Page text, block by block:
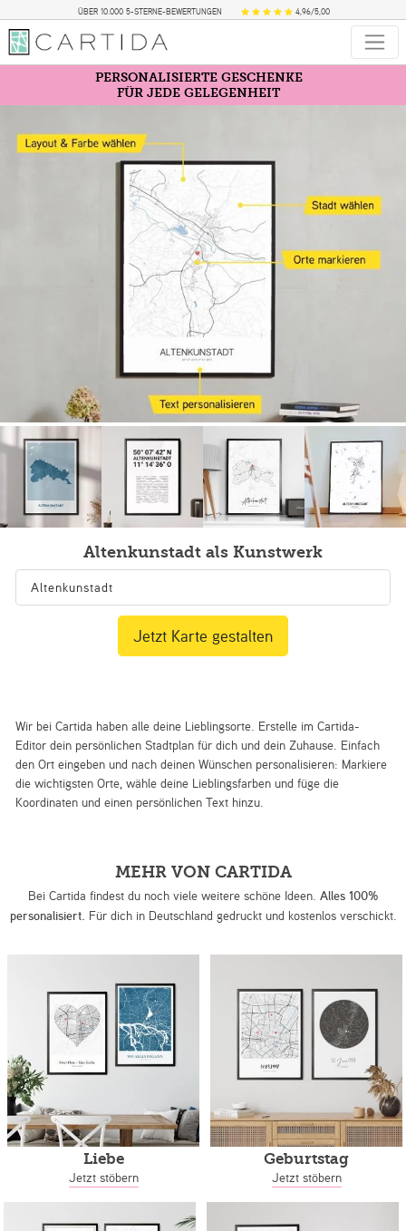
ÜBER 10.000 5-STERNE-BEWERTUNGEN 4,96/5,00
PERSONALISIERTE GESCHENKE
FÜR JEDE GELEGENHEIT
Altenkunstadt als Kunstwerk
Wir bei Cartida haben alle deine Lieblingsorte. Erstelle im Cartida-
Editor dein persönlichen Stadtplan für dich und dein Zuhause. Einfach
den Ort eingeben und nach deinen Wünschen personalisieren: Markiere
die wichtigsten Orte, wähle deine Lieblingsfarben und füge die
Koordinaten und einen persönlichen Text hinzu.
Jetzt Karte gestalten
MEHR VON CARTIDA
Bei Cartida findest du noch viele weitere schöne Ideen. Alles 100%
personalisiert. Für dich in Deutschland gedruckt und kostenlos verschickt.
Liebe
Jetzt stöbern
Geburtstag
Jetzt stöbern